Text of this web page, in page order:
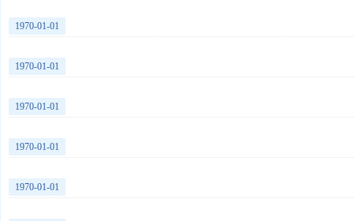
1970-01-01
1970-01-01
1970-01-01
1970-01-01
1970-01-01